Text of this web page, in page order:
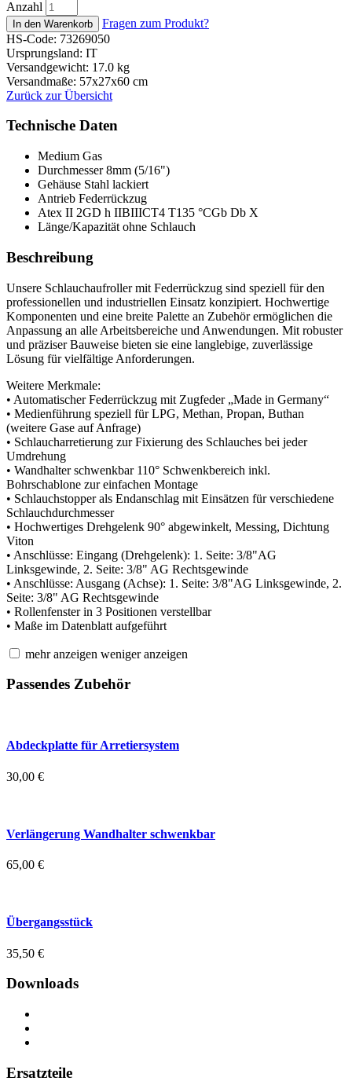
Anzahl
Fragen zum Produkt?
HS-Code: 73269050
Ursprungsland: IT
Versandgewicht: 17.0 kg
Versandmaße: 57x27x60 cm
Zurück zur Übersicht
Technische Daten
Medium Gas
Durchmesser 8mm (5/16")
Gehäuse Stahl lackiert
Antrieb Federrückzug
Atex II 2GD h IIBIIICT4 T135 °CGb Db X
Länge/Kapazität ohne Schlauch
Beschreibung
Unsere Schlauchaufroller mit Federrückzug sind speziell für den
professionellen und industriellen Einsatz konzipiert. Hochwertige
Komponenten und eine breite Palette an Zubehör ermöglichen die
Anpassung an alle Arbeitsbereiche und Anwendungen. Mit robuster
und präziser Bauweise bieten sie eine langlebige, zuverlässige
Lösung für vielfältige Anforderungen.
Weitere Merkmale:
• Automatischer Federrückzug mit Zugfeder „Made in Germany“
• Medienführung speziell für LPG, Methan, Propan, Buthan
(weitere Gase auf Anfrage)
• Schlaucharretierung zur Fixierung des Schlauches bei jeder
Umdrehung
• Wandhalter schwenkbar 110° Schwenkbereich inkl.
Bohrschablone zur einfachen Montage
• Schlauchstopper als Endanschlag mit Einsätzen für verschiedene
Schlauchdurchmesser
• Hochwertiges Drehgelenk 90° abgewinkelt, Messing, Dichtung
Viton
• Anschlüsse: Eingang (Drehgelenk): 1. Seite: 3/8"AG
Linksgewinde, 2. Seite: 3/8" AG Rechtsgewinde
• Anschlüsse: Ausgang (Achse): 1. Seite: 3/8"AG Linksgewinde, 2.
Seite: 3/8" AG Rechtsgewinde
• Rollenfenster in 3 Positionen verstellbar
• Maße im Datenblatt aufgeführt
mehr anzeigen weniger anzeigen
Passendes Zubehör
Abdeckplatte für Arretiersystem
30,00 €
Verlängerung Wandhalter schwenkbar
65,00 €
Übergangsstück
35,50 €
Downloads
Ersatzteile